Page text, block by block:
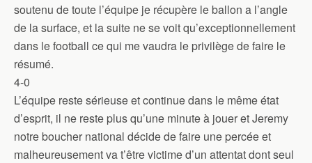
soutenu de toute l’équipe je récupère le ballon a l’angle
de la surface, et la suite ne se voit qu’exceptionnellement
dans le football ce qui me vaudra le privilège de faire le
résumé.
4-0
L’équipe reste sérieuse et continue dans le même état
d’esprit, il ne reste plus qu’une minute à jouer et Jeremy
notre boucher national décide de faire une percée et
malheureusement va t’être victime d’un attentat dont seul